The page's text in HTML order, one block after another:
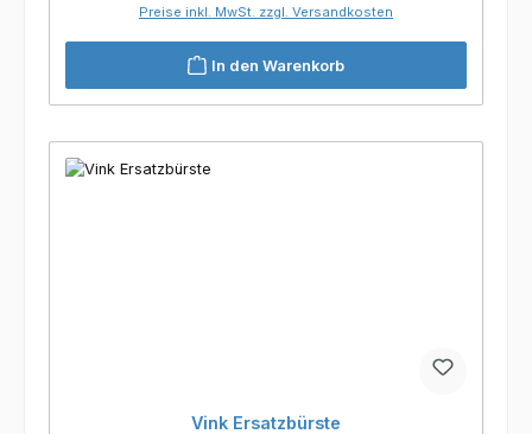
Preise inkl. MwSt. zzgl. Versandkosten
In den Warenkorb
Vink Ersatzbürste